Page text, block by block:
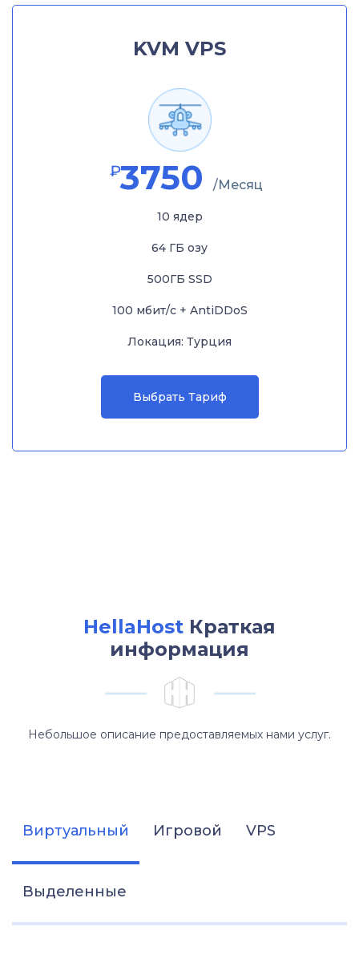
KVM VPS
₽3750 /Месяц
10 ядер
64 ГБ озу
500ГБ SSD
100 мбит/с + AntiDDoS
Локация: Турция
Выбрать Тариф
HellaHost Краткая
информация
Небольшое описание предоставляемых нами услуг.
Виртуальный Игровой VPS
Выделенные